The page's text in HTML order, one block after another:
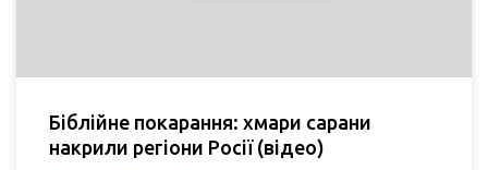
Біблійне покарання: хмари сарани
накрили регіони Росії (відео)